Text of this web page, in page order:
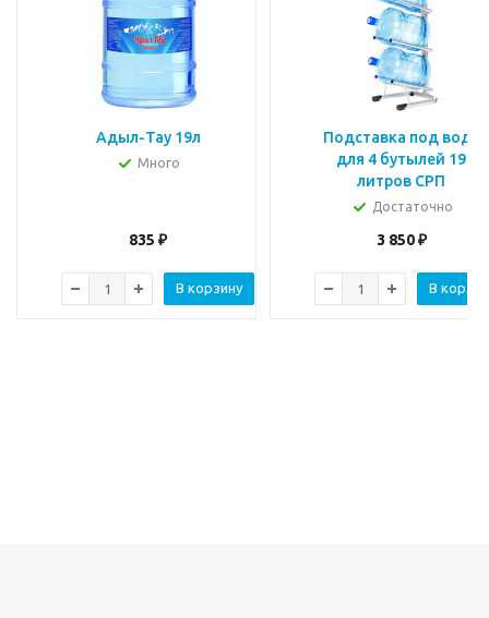
Адыл-Тау 19л
Много
835 ₽
В корзину
Подставка под воду
для 4 бутылей 19
литров СРП
Достаточно
3 850₽
В